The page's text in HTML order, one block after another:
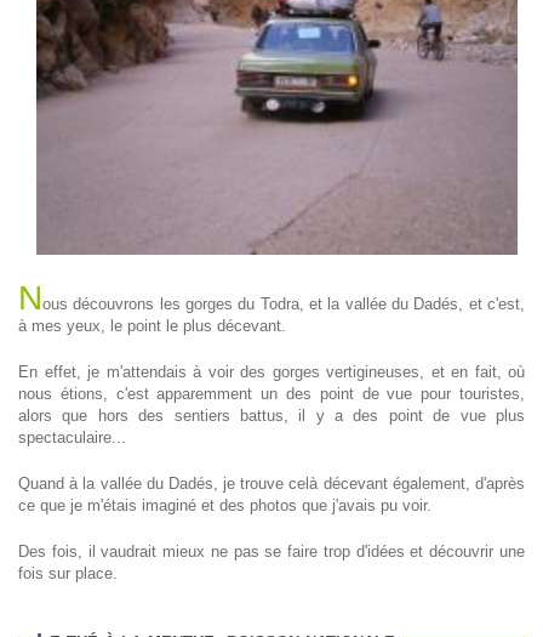
Nous découvrons les gorges du Todra, et la vallée du Dadés, et c'est,
à mes yeux, le point le plus décevant.
En effet, je m'attendais à voir des gorges vertigineuses, et en fait, où
nous étions, c'est apparemment un des point de vue pour touristes,
alors que hors des sentiers battus, il y a des point de vue plus
spectaculaire...
Quand à la vallée du Dadés, je trouve celà décevant également, d'après
ce que je m'étais imaginé et des photos que j'avais pu voir.
Des fois, il vaudrait mieux ne pas se faire trop d'idées et découvrir une
fois sur place.